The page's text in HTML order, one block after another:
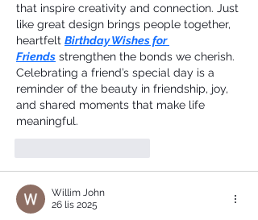
that inspire creativity and connection. Just
like great design brings people together,
heartfelt Birthday Wishes for
Friends strengthen the bonds we cherish.
Celebrating a friend’s special day is a
reminder of the beauty in friendship, joy,
and shared moments that make life
meaningful.
Willim John
26 lis 2025